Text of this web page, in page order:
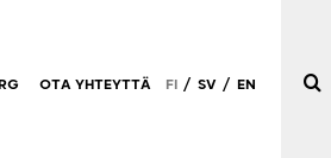
OTA YHTEYTTÄ FI / SV / EN